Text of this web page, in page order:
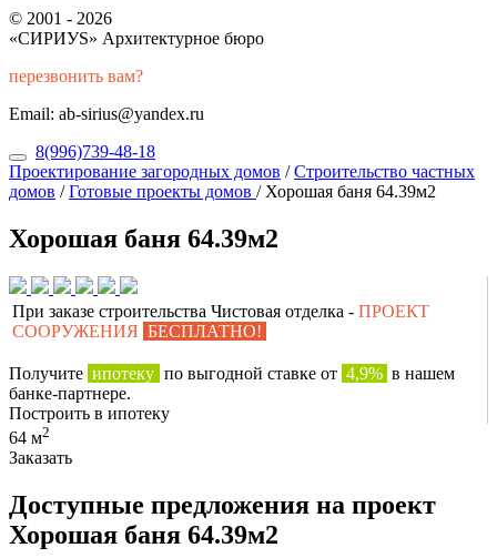
© 2001 - 2026
«СИРИУS» Архитектурное бюро
перезвонить вам?
Email: ab-sirius@yandex.ru
8(996)739-48-18
Проектирование загородных домов /Строительство частных
домов /Готовые проекты домов / Хорошая баня 64.39м2
Хорошая баня 64.39м2
При заказе строительства Чистовая отделка - ПРОЕКТ
СООРУЖЕНИЯ БЕСПЛАТНО!
Получите ипотеку по выгодной ставке от 4,9% в нашем
банке-партнере.
Построить в ипотеку
64 м2
Заказать
Доступные предложения на проект
Хорошая баня 64.39м2